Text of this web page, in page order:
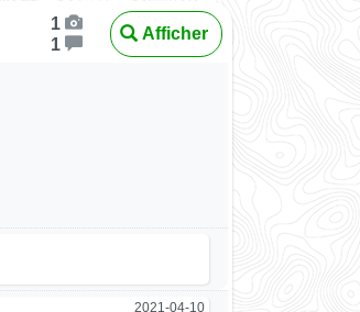
1
1
Afficher
2021-04-10